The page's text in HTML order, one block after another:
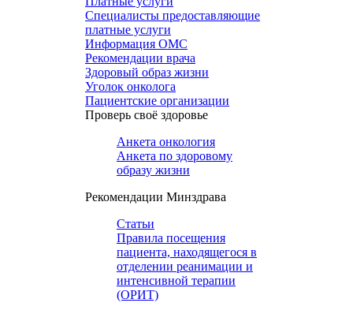
Специалисты предоставляющие
платные услуги
Информация ОМС
Рекомендации врача
Здоровый образ жизни
Уголок онколога
Пациентские организации
Проверь своё здоровье
Анкета онкология
Анкета по здоровому
образу жизни
Рекомендации Минздрава
Статьи
Правила посещения
пациента, находящегося в
отделении реанимации и
интенсивной терапии
(ОРИТ)